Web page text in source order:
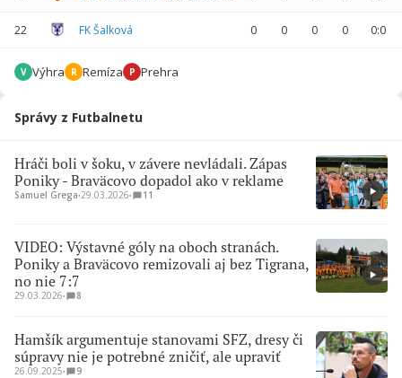
22 FK Šalková 0 0 0 0 0:0
V Výhra R Remíza P Prehra
Správy z Futbalnetu
Hráči boli v šoku, v závere nevládali. Zápas
Poniky - Braväcovo dopadol ako v reklame
Samuel Grega∙29.03.2026∙ 11
VIDEO: Výstavné góly na oboch stranách.
Poniky a Braväcovo remizovali aj bez Tigrana,
no nie 7:7
29.03.2026∙ 8
Hamšík argumentuje stanovami SFZ, dresy či
súpravy nie je potrebné zničiť, ale upraviť
26.09.2025∙ 9